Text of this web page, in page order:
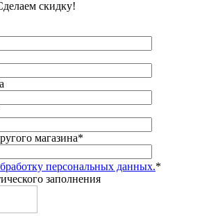
скидку!
магазина*
персональных данных.*
заполнения